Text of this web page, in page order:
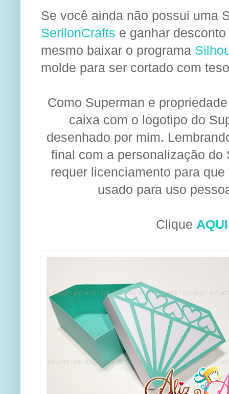
Se você ainda não possui uma
SerilonCrafts e ganhar
mesmo baixar o programa
molde para ser cortado com
Como Superman e
caixa com o logotipo do
desenhado por mim.
final com a personalização
requer licenciamento para
usado para uso
Clique AQUI